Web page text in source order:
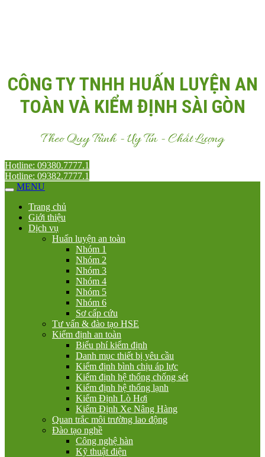
CÔNG TY TNHH HUẤN LUYỆN AN
TOÀN VÀ KIỂM ĐỊNH SÀI GÒN
Theo Quy Trình - Uy Tín - Chất Lượng
Hotline: 09380.7777.1
Hotline: 09382.7777.1
MENU
Trang chủ
Giới thiệu
Dịch vụ
Huấn luyện an toàn
Nhóm 1
Nhóm 2
Nhóm 3
Nhóm 4
Nhóm 5
Nhóm 6
Sơ cấp cứu
Tư vấn & đào tạo HSE
Kiểm định an toàn
Biểu phí kiểm định
Danh mục thiết bị yêu cầu
Kiểm định bình chịu áp lực
Kiểm định hệ thống chống sét
Kiểm định hệ thống lạnh
Kiểm Định Lò Hơi
Kiểm Định Xe Nâng Hàng
Quan trắc môi trường lao động
Đào tạo nghề
Công nghệ hàn
Kỹ thuật điện